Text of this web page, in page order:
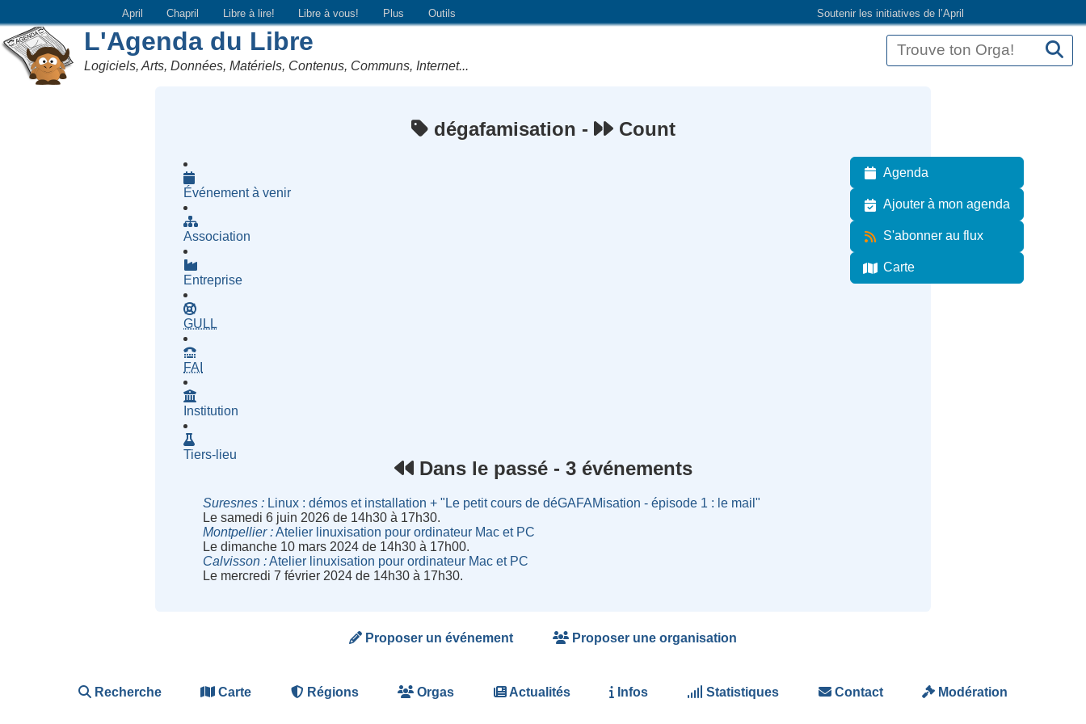
Soutenir les initiatives de l’April
April Chapril Libre à lire! Libre à vous! Plus Outils
L'Agenda du Libre
Logiciels, Arts, Données, Matériels, Contenus, Communs, Internet...
dégafamisation - Count
Agenda
Ajouter à mon agenda
S'abonner au flux
Carte
Événement à venir
Association
Entreprise
GULL
FAI
Institution
Tiers-lieu
Dans le passé - 3 événements
Suresnes
Linux : démos et installation + "Le petit cours de déGAFAMisation - épisode 1 : le mail"
Le samedi 6 juin 2026 de 14h30 à 17h30.
Montpellier
Atelier linuxisation pour ordinateur Mac et PC
Le dimanche 10 mars 2024 de 14h30 à 17h00.
Calvisson
Atelier linuxisation pour ordinateur Mac et PC
Le mercredi 7 février 2024 de 14h30 à 17h30.
Proposer un événement Proposer une organisation
Recherche Carte Régions Orgas Actualités Infos Statistiques Contact Modération